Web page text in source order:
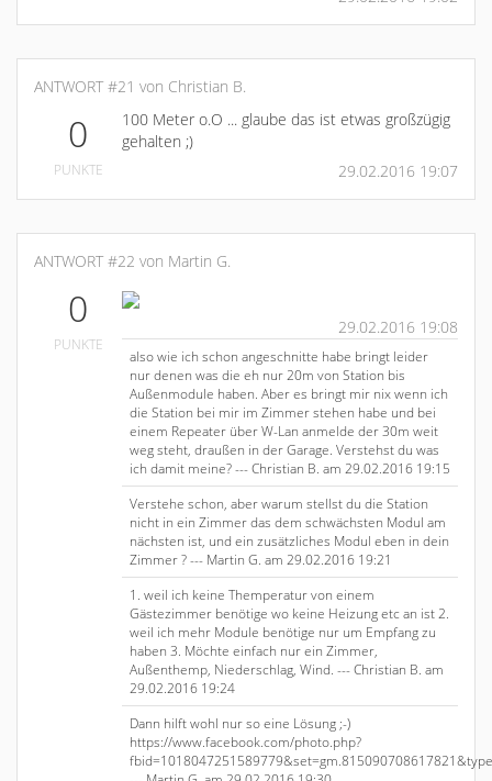
ANTWORT #21 von Christian B.
0
PUNKTE
100 Meter o.O ... glaube das ist etwas großzügig
gehalten ;)
29.02.2016 19:07
ANTWORT #22 von Martin G.
0
PUNKTE
29.02.2016 19:08
also wie ich schon angeschnitte habe bringt leider
nur denen was die eh nur 20m von Station bis
Außenmodule haben. Aber es bringt mir nix wenn ich
die Station bei mir im Zimmer stehen habe und bei
einem Repeater über W-Lan anmelde der 30m weit
weg steht, draußen in der Garage. Verstehst du was
ich damit meine? --- Christian B. am 29.02.2016 19:15
Verstehe schon, aber warum stellst du die Station
nicht in ein Zimmer das dem schwächsten Modul am
nächsten ist, und ein zusätzliches Modul eben in dein
Zimmer ? --- Martin G. am 29.02.2016 19:21
1. weil ich keine Themperatur von einem
Gästezimmer benötige wo keine Heizung etc an ist 2.
weil ich mehr Module benötige nur um Empfang zu
haben 3. Möchte einfach nur ein Zimmer,
Außenthemp, Niederschlag, Wind. --- Christian B. am
29.02.2016 19:24
Dann hilft wohl nur so eine Lösung ;-)
https://www.facebook.com/photo.php?